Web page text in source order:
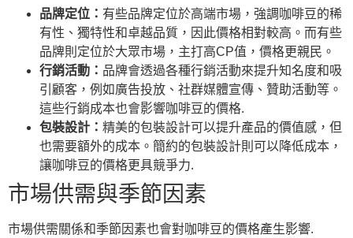
品牌定位： 有些品牌定位於高端市場，強調咖啡豆的稀
有性、獨特性和卓越品質，因此價格相對較高。而有些
品牌則定位於大眾市場，主打高CP值，價格更親民。
行銷活動： 品牌會透過各種行銷活動來提升知名度和吸
引顧客，例如廣告投放、社群媒體宣傳、贊助活動等。
這些行銷成本也會影響咖啡豆的價格.
包裝設計： 精美的包裝設計可以提升產品的價值感，但
也需要額外的成本。簡約的包裝設計則可以降低成本，
讓咖啡豆的價格更具競爭力.
市場供需與季節因素
市場供需關係和季節因素也會對咖啡豆的價格產生影響.